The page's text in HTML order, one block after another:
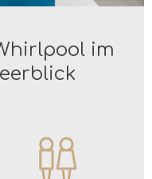
im